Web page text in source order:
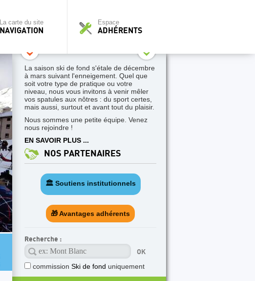
La carte du site
NAVIGATION
Espace
ADHÉRENTS
La saison ski de fond s'étale de décembre
à mars suivant l'enneigement. Quel que
soit votre type de pratique ou votre
niveau, nous vous invitons à venir mêler
vos spatules aux nôtres : du sport certes,
mais aussi, surtout et avant tout du plaisir.
Nous sommes une petite équipe. Venez
nous rejoindre !
EN SAVOIR PLUS ...
NOS PARTENAIRES
🏛️ Soutiens institutionnels
🎁 Avantages adhérents
Recherche :
commission Ski de fond uniquement